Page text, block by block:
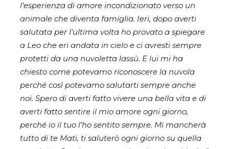
l’esperienza di amore incondizionato verso un
animale che diventa famiglia. Ieri, dopo averti
salutata per l’ultima volta ho provato a spiegare
a Leo che eri andata in cielo e ci avresti sempre
protetti da una nuvoletta lassù. E lui mi ha
chiesto come potevamo riconoscere la nuvola
perché così potevamo salutarti sempre anche
noi. Spero di averti fatto vivere una bella vita e di
averti fatto sentire il mio amore ogni giorno,
perché io il tuo l’ho sentito sempre. Mi mancherà
tutto di te Mati, ti saluterò ogni giorno su quella